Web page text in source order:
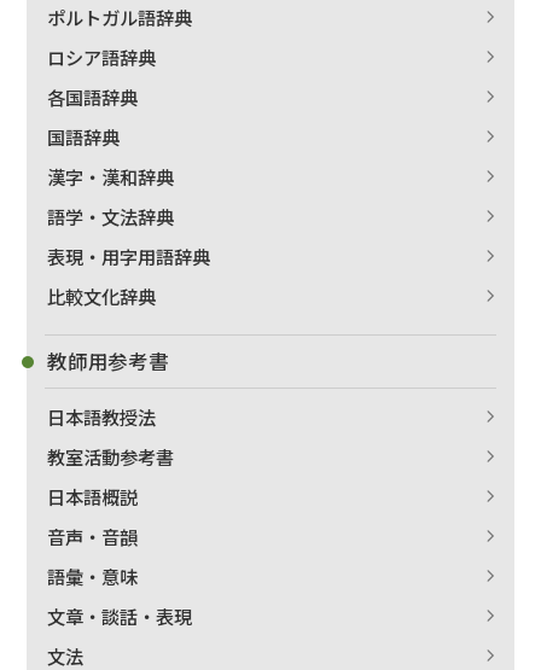
ポルトガル語辞典
ロシア語辞典
各国語辞典
国語辞典
漢字・漢和辞典
語学・文法辞典
表現・用字用語辞典
比較文化辞典
教師用参考書
日本語教授法
教室活動参考書
日本語概説
音声・音韻
語彙・意味
文章・談話・表現
文法